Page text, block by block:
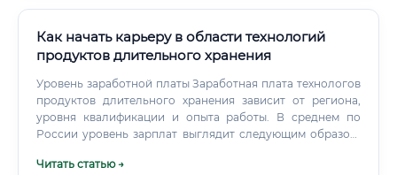
Как начать карьеру в области технологий
продуктов длительного хранения
Уровень заработной платы Заработная плата технологов
продуктов длительного хранения зависит от региона,
уровня квалификации и опыта работы. В среднем по
России уровень зарплат выглядит следующим образом:
варьироваться в зависимости от конкретного
Читать статью →